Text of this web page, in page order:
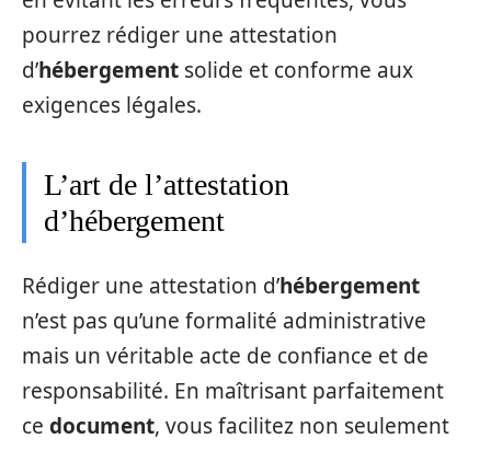
pourrez rédiger une attestation
d’hébergement solide et conforme aux
exigences légales.
L’art de l’attestation
d’hébergement
Rédiger une attestation d’hébergement
n’est pas qu’une formalité administrative
mais un véritable acte de confiance et de
responsabilité. En maîtrisant parfaitement
ce document, vous facilitez non seulement